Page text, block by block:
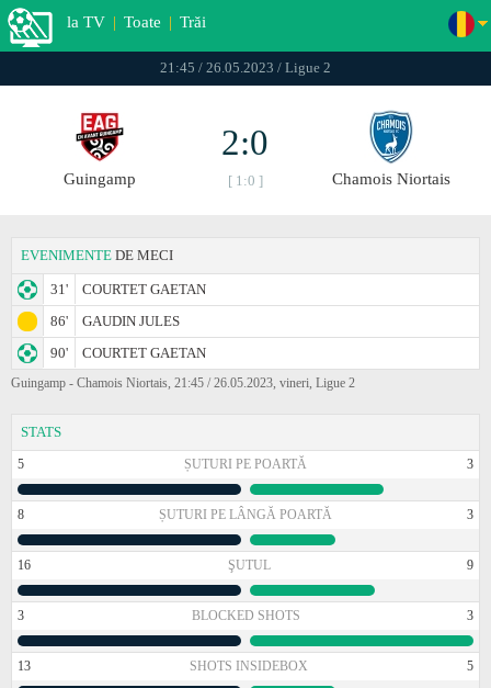
la TV | Toate | Trăi
21:45 / 26.05.2023 / Ligue 2
Guingamp
2:0
[ 1:0 ] Chamois Niortais
EVENIMENTE DE MECI
31'
COURTET GAETAN
86'
GAUDIN JULES
90'
COURTET GAETAN
Guingamp - Chamois Niortais, 21:45 / 26.05.2023, vineri, Ligue 2
STATS
5 ȘUTURI PE POARTĂ 3
8 ȘUTURI PE LÂNGĂ POARTĂ 3
16 ŞUTUL 9
3 BLOCKED SHOTS 3
13 SHOTS INSIDEBOX 5